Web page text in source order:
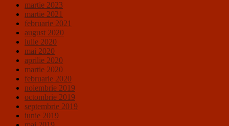
martie 2023
martie 2021
februarie 2021
august 2020
iulie 2020
mai 2020
aprilie 2020
martie 2020
februarie 2020
noiembrie 2019
octombrie 2019
septembrie 2019
iunie 2019